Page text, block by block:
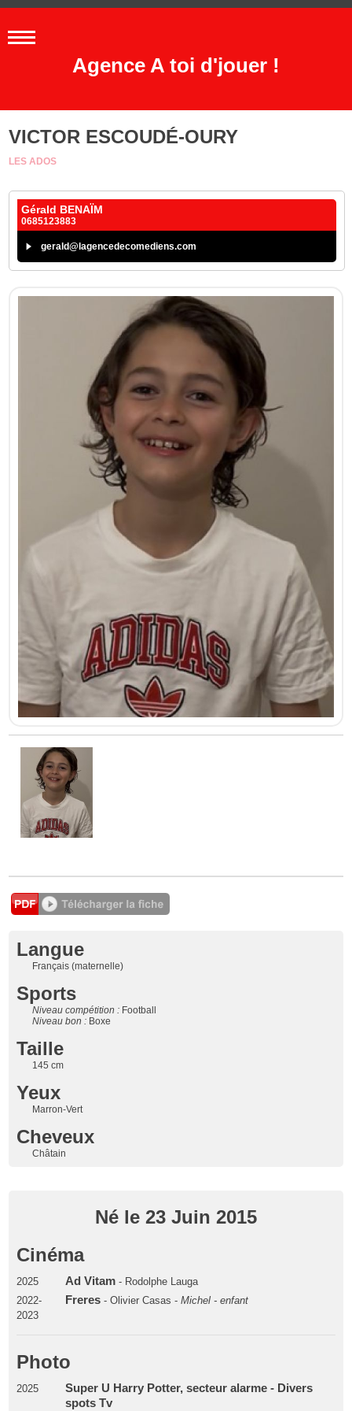
Agence A toi d'jouer !
VICTOR ESCOUDÉ-OURY
LES ADOS
Gérald BENAÏM
0685123883
gerald@lagencedecomediens.com
Langue
Français (maternelle)
Sports
Niveau compétition : Football
Niveau bon : Boxe
Taille
145 cm
Yeux
Marron-Vert
Cheveux
Châtain
Né le 23 Juin 2015
Cinéma
2025 Ad Vitam- Rodolphe Lauga
2022-
2023
Freres- Olivier Casas - Michel - enfant
Photo
2025
Super U Harry Potter, secteur alarme - Divers
spots Tv